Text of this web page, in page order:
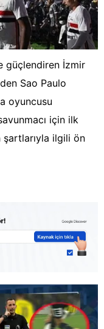
güçlendiren İzmir
Sao Paulo
oyuncusu
için ilk
şartlarıyla ilgili ön